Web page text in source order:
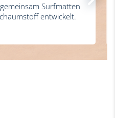
Surfmatten
entwickelt.